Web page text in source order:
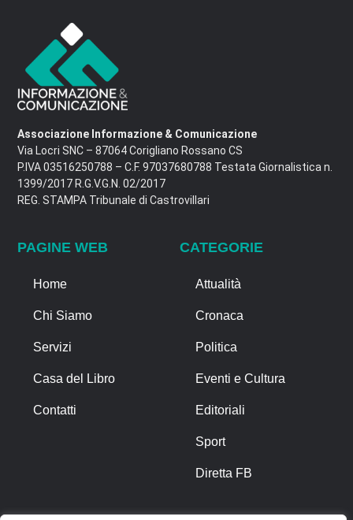
Associazione Informazione & Comunicazione
Via Locri SNC – 87064 Corigliano Rossano CS
P.IVA 03516250788 – C.F. 97037680788 Testata Giornalistica n.
1399/2017 R.G.V.G.N. 02/2017
REG. STAMPA Tribunale di Castrovillari
PAGINE WEB
Home
Chi Siamo
Servizi
Casa del Libro
Contatti
CATEGORIE
Attualità
Cronaca
Politica
Eventi e Cultura
Editoriali
Sport
Diretta FB